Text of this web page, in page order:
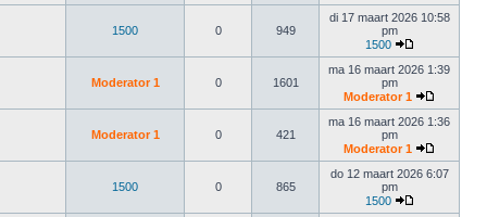
1500 0 949
di 17 maart 2026 10:58
pm
1500
Moderator 1 0 1601
ma 16 maart 2026 1:39
pm
Moderator 1
Moderator 1 0 421
ma 16 maart 2026 1:36
pm
Moderator 1
1500 0 865
do 12 maart 2026 6:07
pm
1500